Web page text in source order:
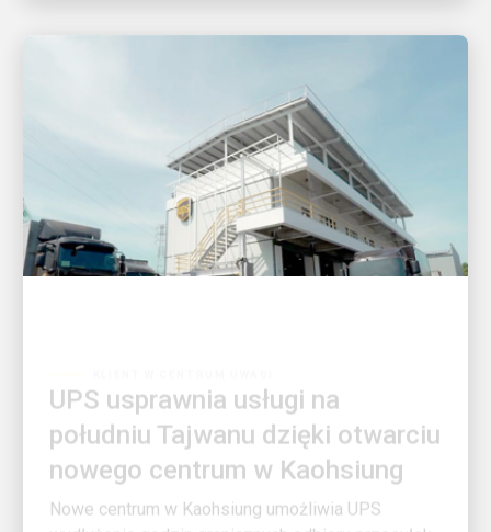
południu Tajwanu dzięki otwarciu
nowego centrum w Kaohsiung
Nowe centrum w Kaohsiung umożliwia UPS
wydłużenie godzin granicznych odbioru przesyłek
dla klientów w kluczowych klastrach przemysłu